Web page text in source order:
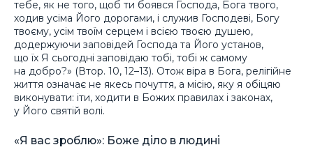
тебе, як не того, щоб ти боявся Господа, Бога твого,
ходив усіма Його дорогами, і служив Господеві, Богу
твоєму, усім твоїм серцем і всією твоєю душею,
додержуючи заповідей Господа та Його установ,
що їх Я сьогодні заповідаю тобі, тобі ж самому
на добро?» (Втор. 10, 12–13). Отож віра в Бога, релігійне
життя означає не якесь почуття, а місію, яку я обіцяю
виконувати: іти, ходити в Божих правилах і законах,
у Його святій волі.
«Я вас зроблю»: Боже діло в людині